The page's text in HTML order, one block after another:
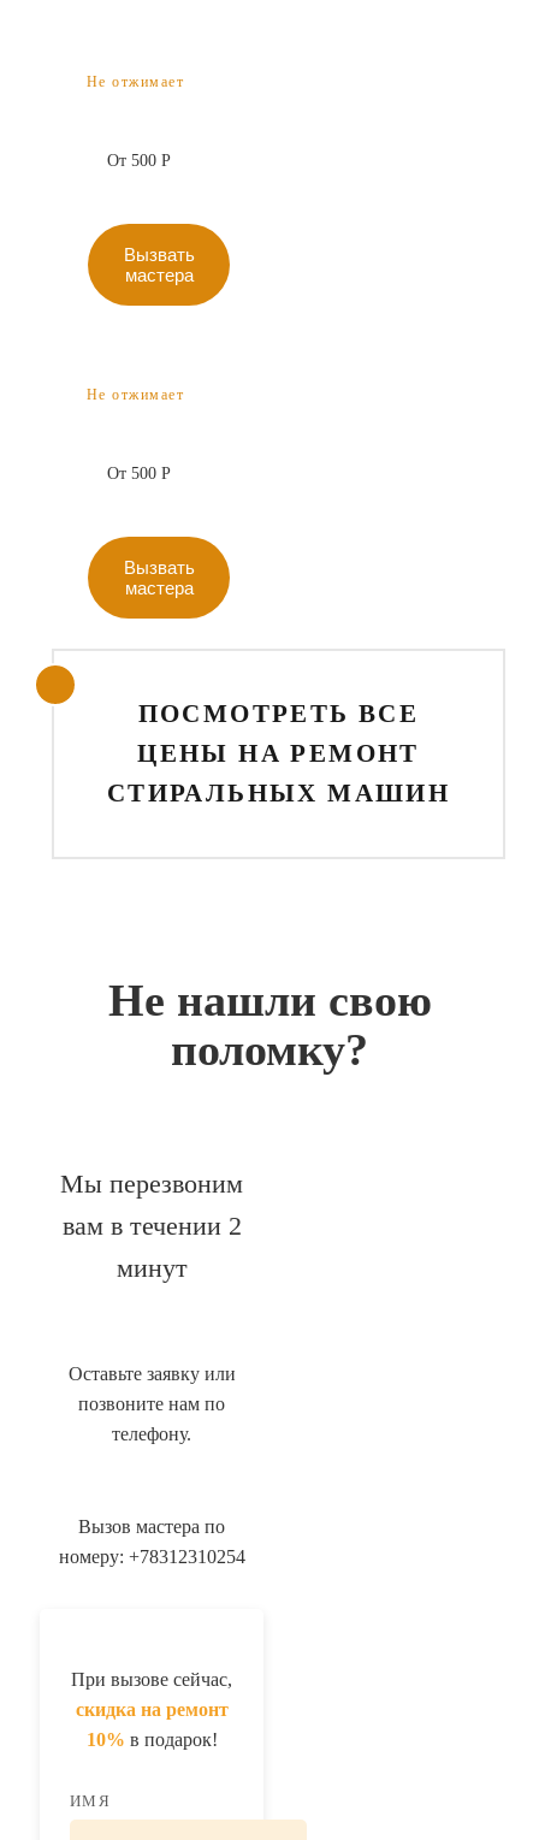
Не отжимает
От 500 Р
Вызвать
мастера
Не отжимает
От 500 Р
Вызвать
мастера
ПОСМОТРЕТЬ ВСЕ
ЦЕНЫ НА РЕМОНТ
СТИРАЛЬНЫХ МАШИН
Не нашли свою
поломку?
Мы перезвоним
вам в течении 2
минут
Оставьте заявку или
позвоните нам по
телефону.
Вызов мастера по
номеру: +78312310254
При вызове сейчас,
скидка на ремонт
10% в подарок!
ИМЯ